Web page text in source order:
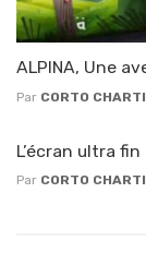
ALPINA, Une
Par CORTO
L’écran ultra fin
Par CORTO